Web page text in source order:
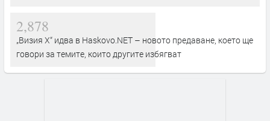
2,878
„Визия Х“ идва в Haskovo.NET – новото предаване, което ще
говори за темите, които другите избягват